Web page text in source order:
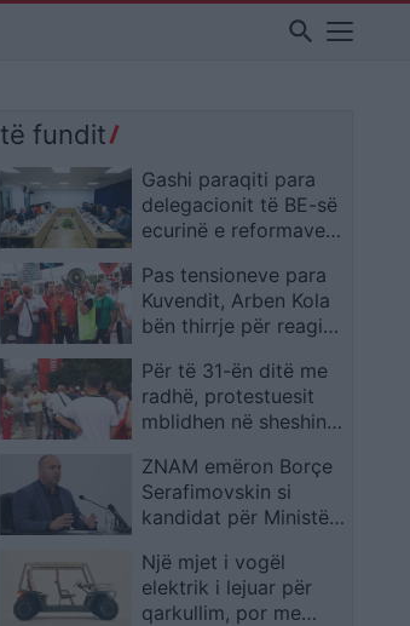
search
të fundit
Gashi paraqiti para
delegacionit të BE-së
ecurinë e reformave
prokurorial në kuadër
të Planit të Rritjes
Pas tensioneve para
Kuvendit, Arben Kola
bën thirrje për reagim
paralajmëron
kundërpërgjigje ndaj
dhunës
Për të 31-ën ditë me
radhë, protestuesit
mblidhen në sheshin
kërkojnë largimin e
Ramës
ZNAM emëron Borçe
Serafimovskin si
kandidat për Ministër
Dimitrievski
Një mjet i vogël
elektrik i lejuar për
qarkullim, por me